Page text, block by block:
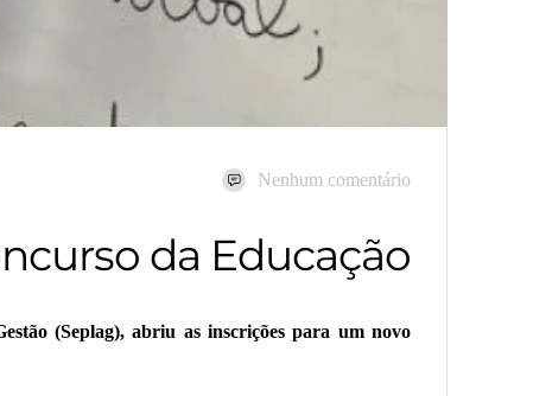
Nenhum comentário
da Educação
(Seplag), abriu as inscrições para um novo